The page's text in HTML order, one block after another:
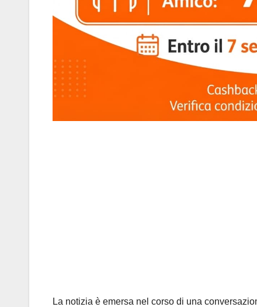
La notizia è emersa nel corso di una